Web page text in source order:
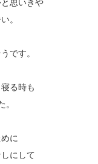
思いきや
。
です。
る時も
に
にして